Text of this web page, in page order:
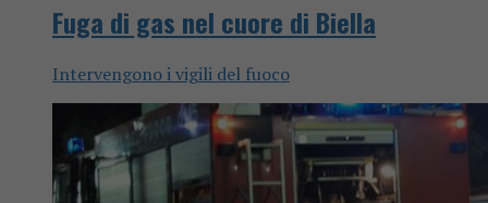
Fuga di gas nel cuore di Biella
Intervengono i vigili del fuoco